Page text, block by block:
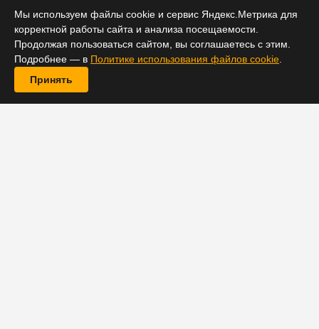
банковские счета и получил пятилетний тюремный
срок
Мы используем файлы cookie и сервис Яндекс.Метрика для
корректной работы сайта и анализа посещаемости.
Продолжая пользоваться сайтом, вы соглашаетесь с этим.
Подробнее — в Политике использования файлов cookie
Принять